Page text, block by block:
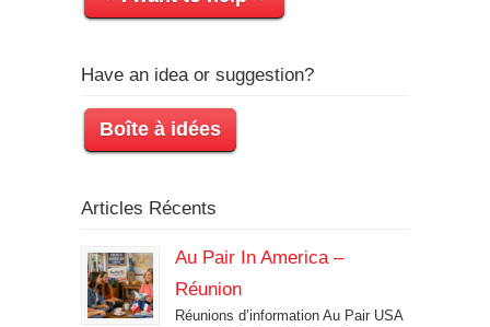
Have an idea or suggestion?
Boîte à idées
Articles Récents
Au Pair In America –
Réunion
Réunions d’information Au Pair USA